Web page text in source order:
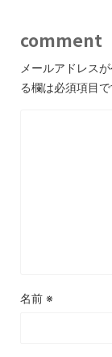
comment
メールアドレス
る欄は必須項目で
名前 ※